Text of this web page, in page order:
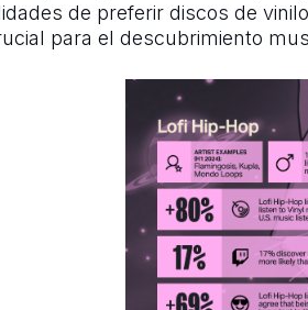
de preferir discos de
para el descubrimiento